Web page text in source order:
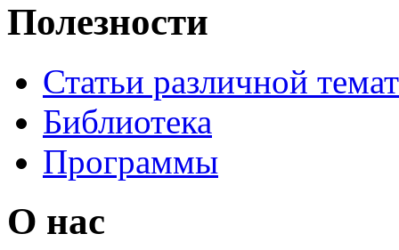
Полезности
Статьи различной
Библиотека
Программы
О нас